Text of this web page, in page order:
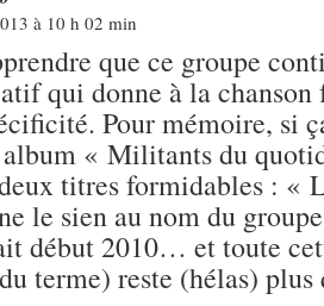
à 10 h 02 min
que ce groupe
qui donne à la chanson
Pour mémoire, si
album « Militants du
titres formidables :
le sien au nom du
début 2010… et toute
terme) reste (hélas) plus